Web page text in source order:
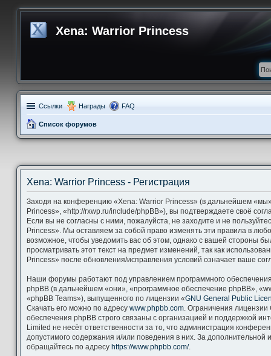
Xena: Warrior Princess
Ссылки Награды FAQ
Список форумов
Xena: Warrior Princess - Регистрация
Заходя на конференцию «Xena: Warrior Princess» (в дальнейшем
Princess», «http://rxwp.ru/include/phpBB»), вы подтверждаете своё
Если вы не согласны с ними, пожалуйста, не заходите и не
Princess». Мы оставляем за собой право изменять эти правила в
возможное, чтобы уведомить вас об этом, однако с вашей стороны
просматривать этот текст на предмет изменений, так как
Princess» после обновления/исправления условий означает ваше
Наши форумы работают под управлением программного
phpBB (в дальнейшем «они», «программное обеспечение phpBB»,
«phpBB Teams»), выпущенного по лицензии «GNU General Public
Скачать его можно по адресу www.phpbb.com. Ограничения лицензии
обеспечения phpBB строго связаны с организацией и поддержкой
Limited не несёт ответственности за то, что администрация
допустимого содержания и/или поведения в них. За
обращайтесь по адресу https://www.phpbb.com/.